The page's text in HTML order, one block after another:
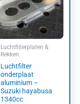
Luchtfilterplaten &
Rekken
Luchtfilter
onderplaat
aluminium –
Suzuki hayabusa
1340cc